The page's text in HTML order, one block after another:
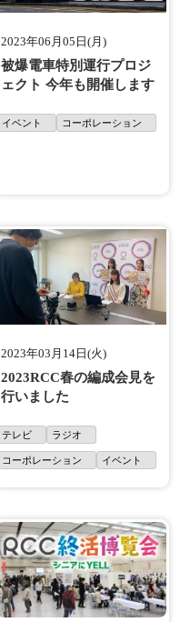
2023年06月05日(月)
被爆電車特別運行プロジ
ェクト 今年も開催します
イベント コーポレーション
2023年03月14日(火)
2023RCC春の編成会見を
行いました
テレビ ラジオ
コーポレーション イベント